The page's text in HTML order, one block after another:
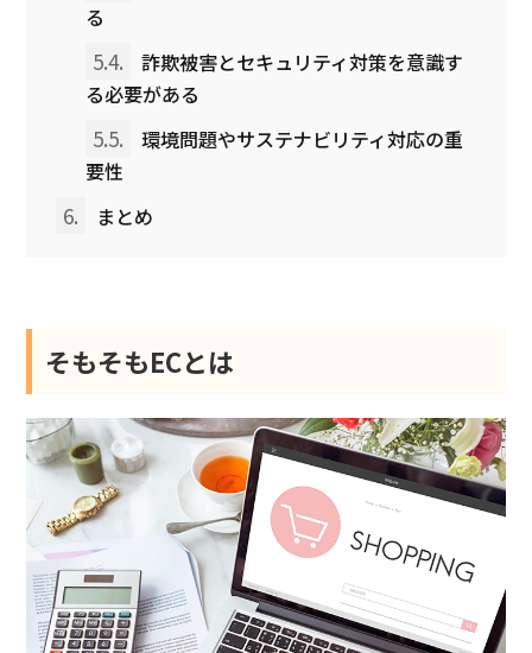
る
5.4.
詐欺被害とセキュリティ対策を意識す
る必要がある
5.5.
環境問題やサステナビリティ対応の重
要性
6. まとめ
そもそもECとは